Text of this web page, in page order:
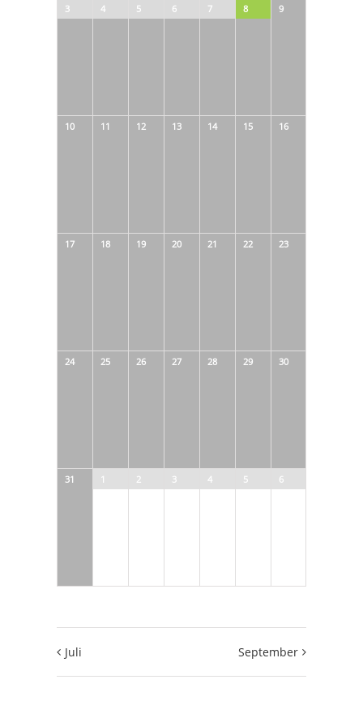
3 4 5 6 7 8 9
10 11 12 13 14 15 16
17 18 19 20 21 22 23
24 25 26 27 28 29 30
31 1 2 3 4 5 6
Juli September